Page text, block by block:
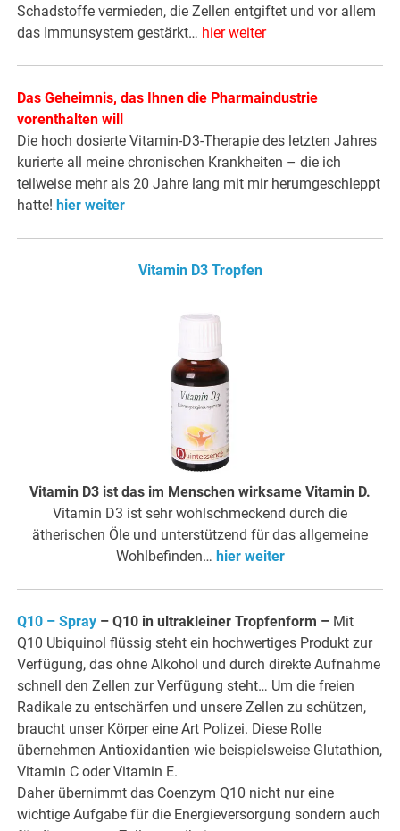
Schadstoffe vermieden, die Zellen entgiftet und vor allem
das Immunsystem gestärkt… hier weiter
Das Geheimnis, das Ihnen die Pharmaindustrie
vorenthalten will
Die hoch dosierte Vitamin-D3-Therapie des letzten Jahres
kurierte all meine chronischen Krankheiten – die ich
teilweise mehr als 20 Jahre lang mit mir herumgeschleppt
hatte! hier weiter
Vitamin D3 Tropfen
Vitamin D3 ist das im Menschen wirksame Vitamin D.
Vitamin D3 ist sehr wohlschmeckend durch die
ätherischen Öle und unterstützend für das allgemeine
Wohlbefinden… hier weiter
Q10 – Spray – Q10 in ultrakleiner Tropfenform – Mit
Q10 Ubiquinol flüssig steht ein hochwertiges Produkt zur
Verfügung, das ohne Alkohol und durch direkte Aufnahme
schnell den Zellen zur Verfügung steht… Um die freien
Radikale zu entschärfen und unsere Zellen zu schützen,
braucht unser Körper eine Art Polizei. Diese Rolle
übernehmen Antioxidantien wie beispielsweise Glutathion,
Vitamin C oder Vitamin E.
Daher übernimmt das Coenzym Q10 nicht nur eine
wichtige Aufgabe für die Energieversorgung sondern auch